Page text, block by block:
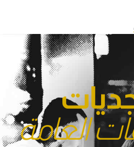
وجد
نحنعلى
العامة